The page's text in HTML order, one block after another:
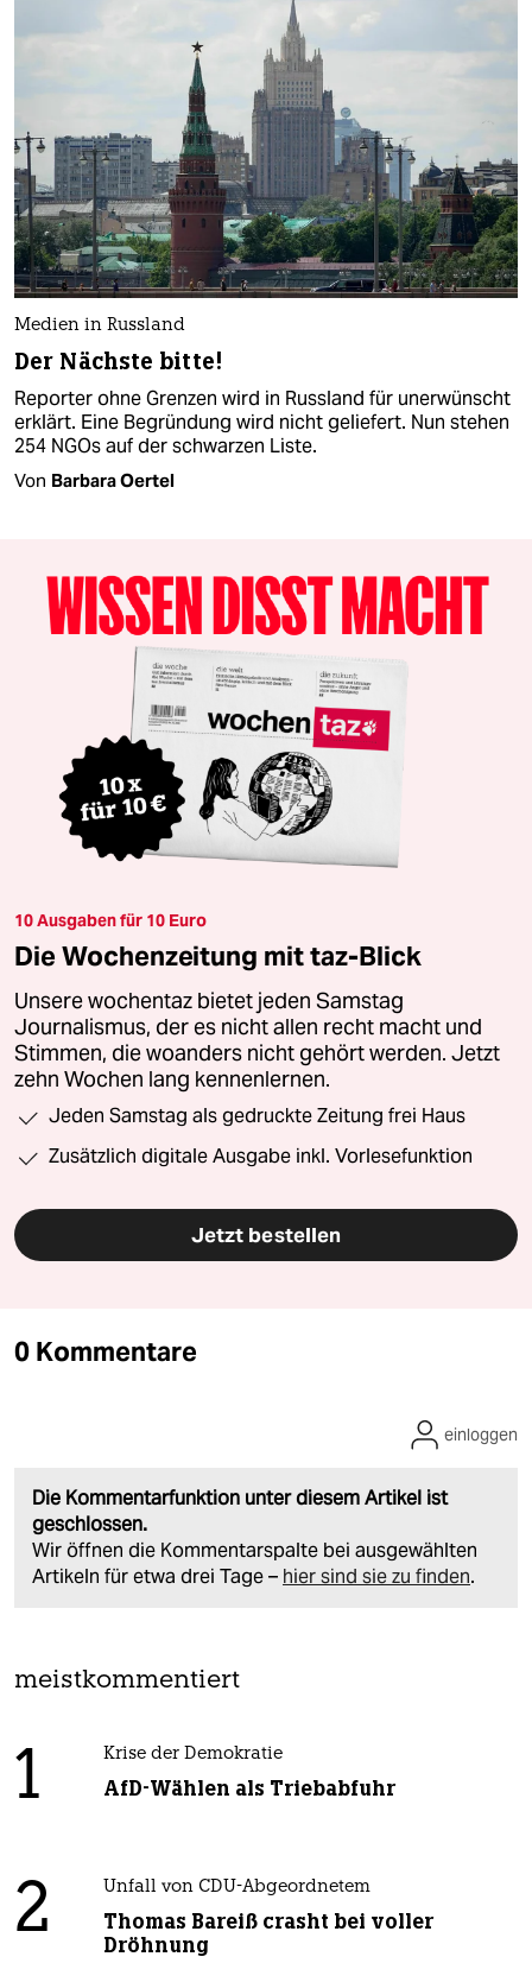
Medien in Russland
Der Nächste bitte!
Reporter ohne Grenzen wird in Russland für unerwünscht
erklärt. Eine Begründung wird nicht geliefert. Nun stehen
254 NGOs auf der schwarzen Liste.
Von Barbara Oertel
10 Ausgaben für 10 Euro
Die Wochenzeitung mit taz-Blick
Unsere wochentaz bietet jeden Samstag
Journalismus, der es nicht allen recht macht und
Stimmen, die woanders nicht gehört werden. Jetzt
zehn Wochen lang kennenlernen.
Jeden Samstag als gedruckte Zeitung frei Haus
Zusätzlich digitale Ausgabe inkl. Vorlesefunktion
Jetzt bestellen
0 Kommentare
Die Kommentarfunktion unter diesem Artikel ist
geschlossen.
Wir öffnen die Kommentarspalte bei ausgewählten
Artikeln für etwa drei Tage – hier sind sie zu finden.
einloggen
meistkommentiert
1 Krise der Demokratie
AfD-Wählen als Triebabfuhr
2 Unfall von CDU-Abgeordnetem
Thomas Bareiß crasht bei voller
Dröhnung